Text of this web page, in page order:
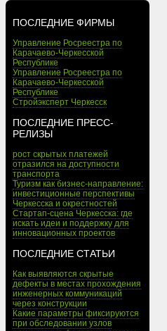
ПОСЛЕДНИЕ ФИРМЫ
Управление Росреестра по
Карачаево-Черкесской
Республике
Управление Росреестра по
Карачаево-Черкесской
Республике
Стройэксперт Черкесск
ПОСЛЕДНИЕ ПРЕСС-
РЕЛИЗЫ
рост скрытых платежей
отразился на доступности
транспорта
Туризм как бизнес-направление:
инвестиционные перспективы
Черкесска и окрестностей
Стартап-сцена Черкесска: где
искать идеи и поддержку для
инновационных проектов
ПОСЛЕДНИЕ СТАТЬИ
Как выявляются скрытые
дефекты в местах прохождения
инженерных коммуникаций
через конструкции
Какие параметры фиксируются
при обследовании узлов